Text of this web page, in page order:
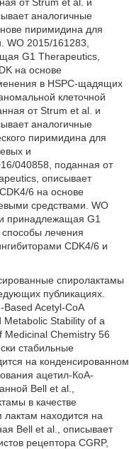
аналогичные
пиримидина для
WO 2015/161283,
G1 Therapeutics,
на основе
в HSPC-щадящих
клеточной
от Strum et al. и
аналогичные
пиримидина для
и
040858, поданная от
описывает
6 на основе
средствами. WO
принадлежащая G1
лечения
CDK4/6 и
спиролактамы
публикациях.
Acetyl-CoA
Stability of a
Chemistry 56
стабильные
на конденсированном
ацетил-КоА-
Bell et al.,
в качестве
лактам находится на
Bell et al., описывает
рецептора CGRP,